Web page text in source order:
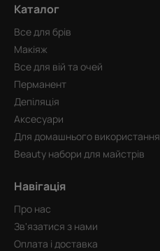
Каталог
Все для брів
Макіяж
Все для вій та очей
Перманент
Депіляція
Аксесуари
Для домашнього використання
Beauty набори для майстрів
Навігація
Про нас
Зв'язатися з нами
Оплата і доставка